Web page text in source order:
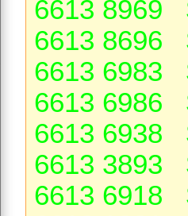
6613 8969
6613 8696
6613 6983
6613 6986
6613 6938
6613 3893
6613 6918